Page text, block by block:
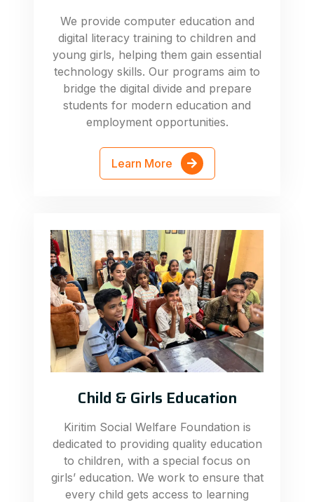
We provide computer education and
digital literacy training to children and
young girls, helping them gain essential
technology skills. Our programs aim to
bridge the digital divide and prepare
students for modern education and
employment opportunities.
Learn More
Child & Girls Education
Kiritim Social Welfare Foundation is
dedicated to providing quality education
to children, with a special focus on
girls’ education. We work to ensure that
every child gets access to learning